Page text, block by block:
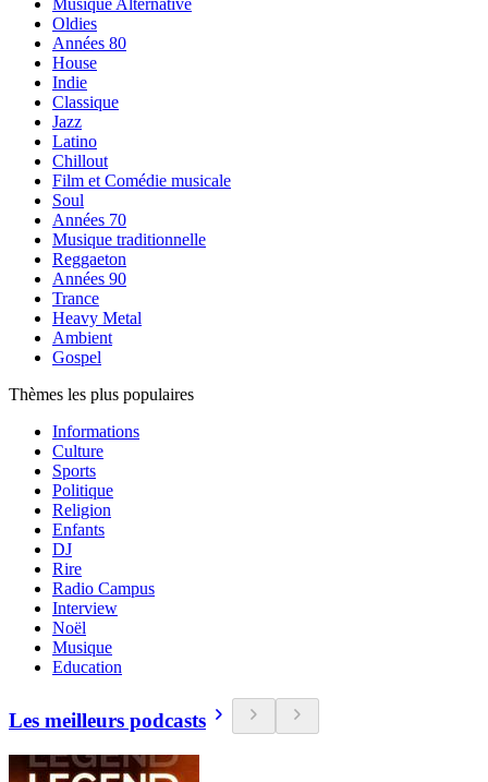
Musique Alternative
Oldies
Années 80
House
Indie
Classique
Jazz
Latino
Chillout
Film et Comédie musicale
Soul
Années 70
Musique traditionnelle
Reggaeton
Années 90
Trance
Heavy Metal
Ambient
Gospel
Thèmes les plus populaires
Informations
Culture
Sports
Politique
Religion
Enfants
DJ
Rire
Radio Campus
Interview
Noël
Musique
Education
Les meilleurs podcasts